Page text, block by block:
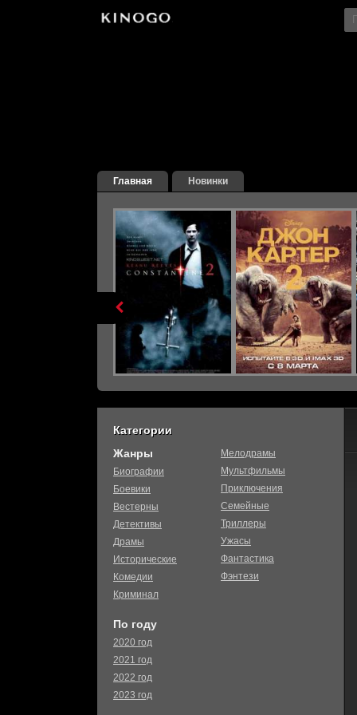
Главная Новинки
Категории
Жанры
Биографии
Боевики
Вестерны
Детективы
Драмы
Исторические
Комедии
Криминал
По году
2020 год
2021 год
2022 год
2023 год
Мелодрамы
Мультфильмы
Приключения
Семейные
Триллеры
Ужасы
Фантастика
Фэнтези